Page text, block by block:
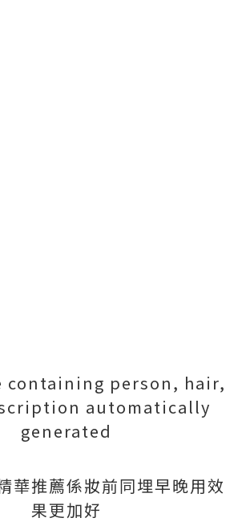
華推薦係妝前同埋早晚用效
果更加好